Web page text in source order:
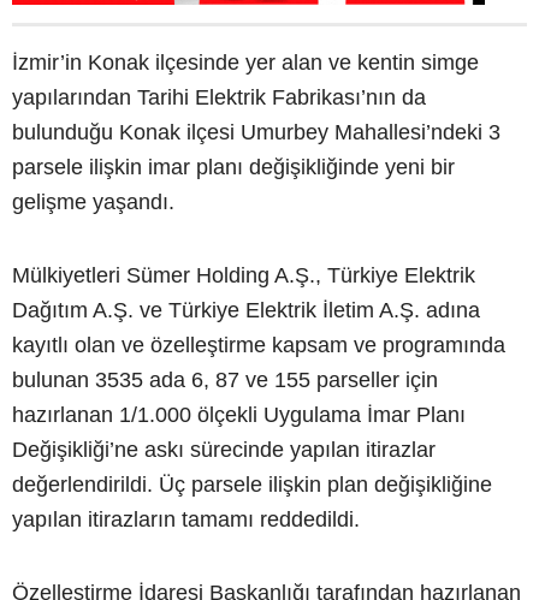
İzmir’in Konak ilçesinde yer alan ve kentin simge
yapılarından Tarihi Elektrik Fabrikası’nın da
bulunduğu Konak ilçesi Umurbey Mahallesi’ndeki 3
parsele ilişkin imar planı değişikliğinde yeni bir
gelişme yaşandı.
Mülkiyetleri Sümer Holding A.Ş., Türkiye Elektrik
Dağıtım A.Ş. ve Türkiye Elektrik İletim A.Ş. adına
kayıtlı olan ve özelleştirme kapsam ve programında
bulunan 3535 ada 6, 87 ve 155 parseller için
hazırlanan 1/1.000 ölçekli Uygulama İmar Planı
Değişikliği’ne askı sürecinde yapılan itirazlar
değerlendirildi. Üç parsele ilişkin plan değişikliğine
yapılan itirazların tamamı reddedildi.
Özelleştirme İdaresi Başkanlığı tarafından hazırlanan